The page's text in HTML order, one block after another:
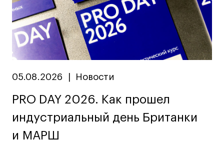
Britanka New Creatives
Fashion Summer
Проект с Microsoft
Войти в кампус
05.08.2026 Новости
PRO DAY 2026. Как прошел
индустриальный день Британки
и МАРШ